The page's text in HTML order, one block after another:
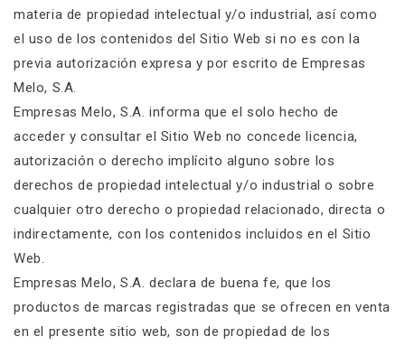
materia de propiedad intelectual y/o industrial, así como
el uso de los contenidos del Sitio Web si no es con la
previa autorización expresa y por escrito de Empresas
Melo, S.A.
Empresas Melo, S.A. informa que el solo hecho de
acceder y consultar el Sitio Web no concede licencia,
autorización o derecho implícito alguno sobre los
derechos de propiedad intelectual y/o industrial o sobre
cualquier otro derecho o propiedad relacionado, directa o
indirectamente, con los contenidos incluidos en el Sitio
Web.
Empresas Melo, S.A. declara de buena fe, que los
productos de marcas registradas que se ofrecen en venta
en el presente sitio web, son de propiedad de los